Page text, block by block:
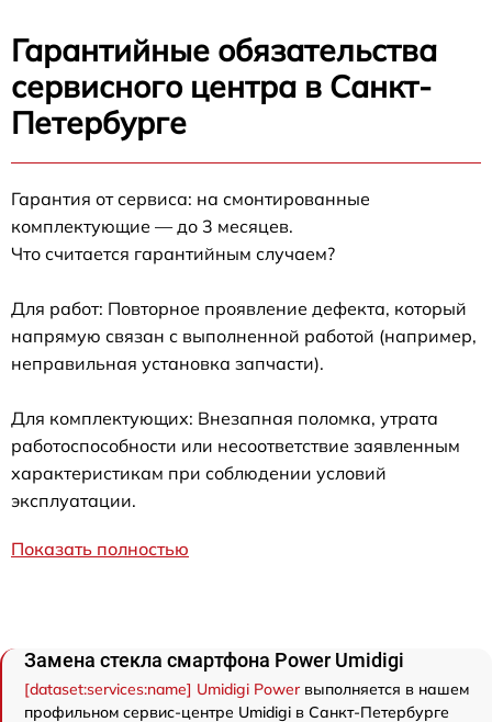
Гарантийные обязательства
сервисного центра в Санкт-
Петербурге
Гарантия от сервиса: на смонтированные
комплектующие — до 3 месяцев.
Что считается гарантийным случаем?
Для работ: Повторное проявление дефекта, который
напрямую связан с выполненной работой (например,
неправильная установка запчасти).
Для комплектующих: Внезапная поломка, утрата
работоспособности или несоответствие заявленным
характеристикам при соблюдении условий
эксплуатации.
Показать полностью
Замена стекла смартфона Power Umidigi
[dataset:services:name] Umidigi Powerвыполняется в нашем
профильном сервис-центре Umidigi в Санкт-Петербурге